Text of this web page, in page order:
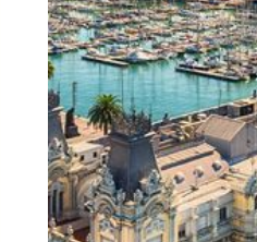
Audios